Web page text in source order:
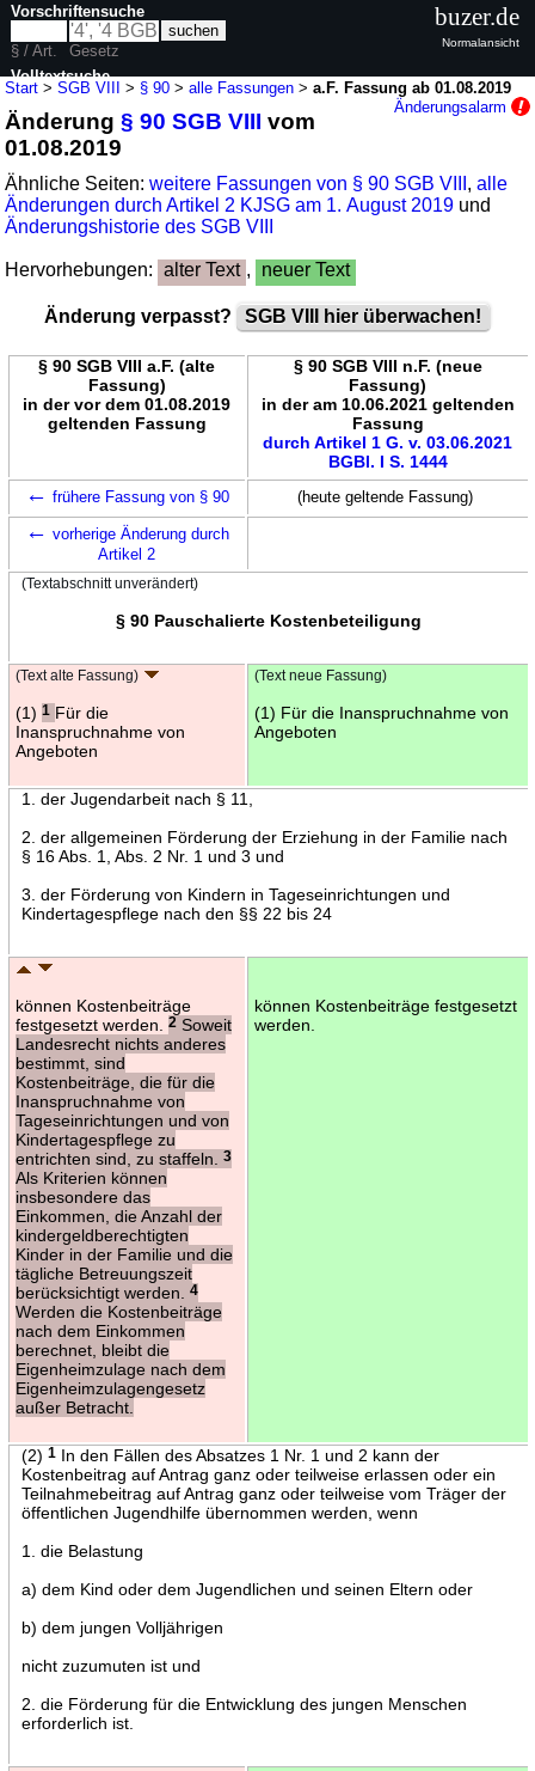
Start >SGB VIII > § 90 >alle Fassungen >a.F. Fassung ab 01.08.2019
Änderungsalarm
Änderung§ 90 SGB VIII vom
01.08.2019
Ähnliche Seiten:weitere Fassungen von § 90 SGB VIII ,alle
Änderungen durch Artikel 2 KJSG am 1. August 2019 und
Änderungshistorie des SGB VIII
Hervorhebungen: alter Text , neuer Text
Änderung verpasst? SGB VIII hier überwachen!
§ 90 SGB VIII a.F. (alte
Fassung)
in der vor dem 01.08.2019
geltenden Fassung
§ 90 SGB VIII n.F. (neue
Fassung)
in der am 10.06.2021 geltenden
Fassung
durch Artikel 1 G. v. 03.06.2021
BGBl. I S. 1444
← frühere Fassung von § 90 (heute geltende Fassung)
← vorherige Änderung durch
Artikel 2
(Textabschnitt unverändert)
§ 90 Pauschalierte Kostenbeteiligung
(Text alte Fassung)
(1) 1 Für die
Inanspruchnahme von
Angeboten
(Text neue Fassung)
(1) Für die Inanspruchnahme von
Angeboten
1. der Jugendarbeit nach § 11,
2. der allgemeinen Förderung der Erziehung in der Familie nach
§ 16 Abs. 1, Abs. 2 Nr. 1 und 3 und
3. der Förderung von Kindern in Tageseinrichtungen und
Kindertagespflege nach den §§ 22 bis 24
können Kostenbeiträge
festgesetzt werden.
2Soweit
Landesrecht nichts anderes
bestimmt, sind
Kostenbeiträge, die für die
Inanspruchnahme von
Tageseinrichtungen und von
Kindertagespflege zu
entrichten sind, zu staffeln.
3
Als Kriterien können
insbesondere das
Einkommen, die Anzahl der
kindergeldberechtigten
Kinder in der Familie und die
tägliche Betreuungszeit
berücksichtigt werden.
4
Werden die Kostenbeiträge
nach dem Einkommen
berechnet, bleibt die
Eigenheimzulage nach dem
Eigenheimzulagengesetz
außer Betracht.
können Kostenbeiträge festgesetzt
werden.
(2) 1In den Fällen des Absatzes 1 Nr. 1 und 2 kann der
Kostenbeitrag auf Antrag ganz oder teilweise erlassen oder ein
Teilnahmebeitrag auf Antrag ganz oder teilweise vom Träger der
öffentlichen Jugendhilfe übernommen werden, wenn
1. die Belastung
a) dem Kind oder dem Jugendlichen und seinen Eltern oder
b) dem jungen Volljährigen
nicht zuzumuten ist und
2. die Förderung für die Entwicklung des jungen Menschen
erforderlich ist.
Vorschriftensuche
§ / Art.
Gesetz
Volltextsuche
nur in SGB VIII
buzer.de
Normalansicht